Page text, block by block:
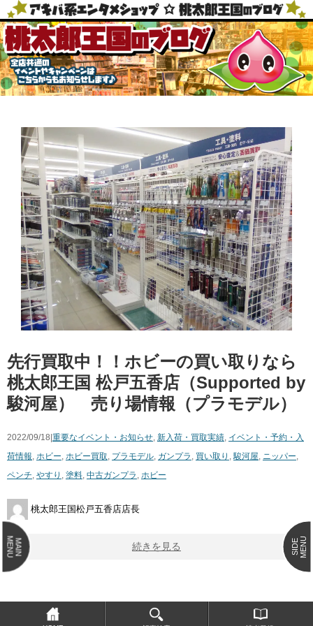
先行買取中！！ホビーの買い取りなら
桃太郎王国 松戸五香店（Supported by
駿河屋） 売り場情報（プラモデル）
2022/09/18| 重要なイベント・お知らせ, 新入荷・買取実績, イベント・予約・入
荷情報, ホビー, ホビー買取, プラモデル, ガンプラ , 買い取り ,駿河屋, ニッパー,
ペンチ, やすり , 塗料, 中古ガンプラ , ホビー
桃太郎王国松戸五香店店長
続きを見る
MAIN
MENU SIDEMENU